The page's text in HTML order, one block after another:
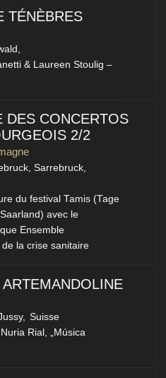
TÉNÈBRES
& Laureen Stoulig –
DES CONCERTOS
2/2
Sarrebruck,
du festival Tamis (Tage
avec le
Ensemble
la crise sanitaire
Suisse
Rial, „Música